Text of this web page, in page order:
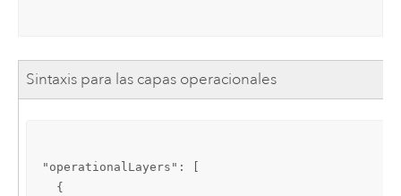
Sintaxis para las capas operacionales
"operationalLayers": [
  {